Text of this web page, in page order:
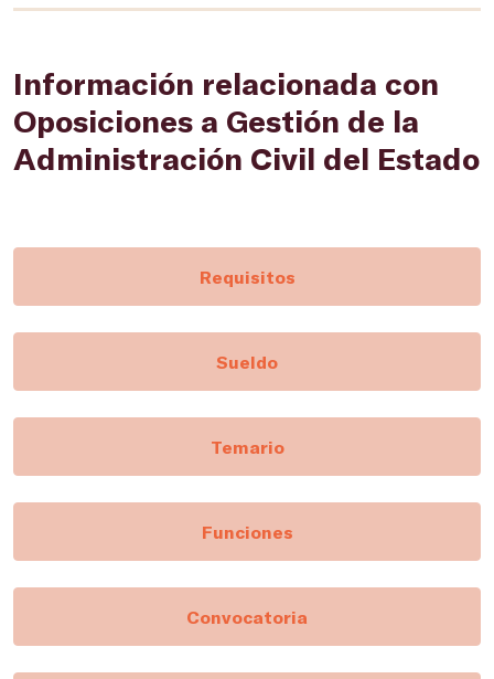
Información relacionada con
Oposiciones a Gestión de la
Administración Civil del Estado
Requisitos
Sueldo
Temario
Funciones
Convocatoria